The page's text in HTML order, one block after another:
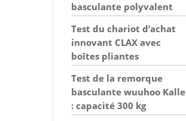
basculante polyvalent
Test du chariot d’achat
innovant CLAX avec
boîtes pliantes
Test de la remorque
basculante wuuhoo Kalle
: capacité 300 kg